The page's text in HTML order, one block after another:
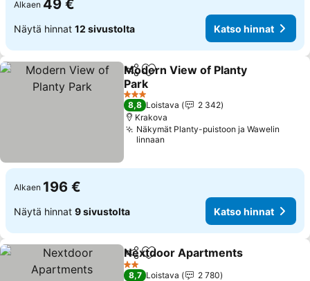
Alkaen 49 €
Näytä hinnat 12 sivustolta Katso hinnat
Jaa Lisää suosikkeihin
Modern View of Planty
Park
Katso hinnat
3 Tähtiluokitus
8,8 Loistava
2 342
Krakova
Näkymät Planty-puistoon ja Wawelin
linnaan
Alkaen 196 €
Näytä hinnat 9 sivustolta Katso hinnat
Jaa Lisää suosikkeihin
Nextdoor Apartments
2 Tähtiluokitus
8,7 Loistava
2 780